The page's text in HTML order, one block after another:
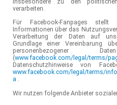
insbesondere zu den
verarbeiten.
Für Facebook-Fanpages stellt
Informationen über das
Verarbeitung der Daten auf
Grundlage einer Vereinbarung
personenbezogener
(www.facebook.com/legal/terms/
Datenschutzhinweise von
www.facebook.com/legal/terms/
a .
Wir nutzen folgende Anbieter